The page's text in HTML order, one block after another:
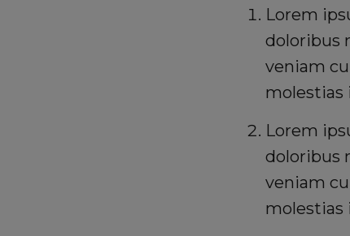
Lorem
doloribus
veniam
molestias
Lorem
doloribus
veniam
molestias